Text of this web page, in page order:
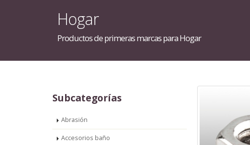
Hogar
Productos de primeras marcas para Hogar
Subcategorías
Abrasión
Accesorios baño